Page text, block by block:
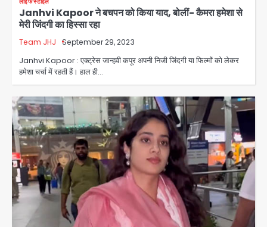
Janhvi Kapoor ने बचपन को किया याद, बोलीं- कैमरा हमेशा से
मेरी जिंदगी का हिस्सा रहा
Team JHJ September 29, 2023
Janhvi Kapoor : एक्ट्रेस जान्हवी कपूर अपनी निजी जिंदगी या फिल्मों को लेकर
हमेशा चर्चा में रहती हैं। हाल ही…
2
सुदर्शन शक्ति-वी अभ्यास में मॉक आॅपरेशन
Team JHJ
3
एयरपोर्ट का फर्जी कर्मचारी बनकर 3 लाख
उड़ाए, अब पहुंचा सलाखों के पीछे
Team JHJ
Jewar Medical Hub: जेवर में बनेगा